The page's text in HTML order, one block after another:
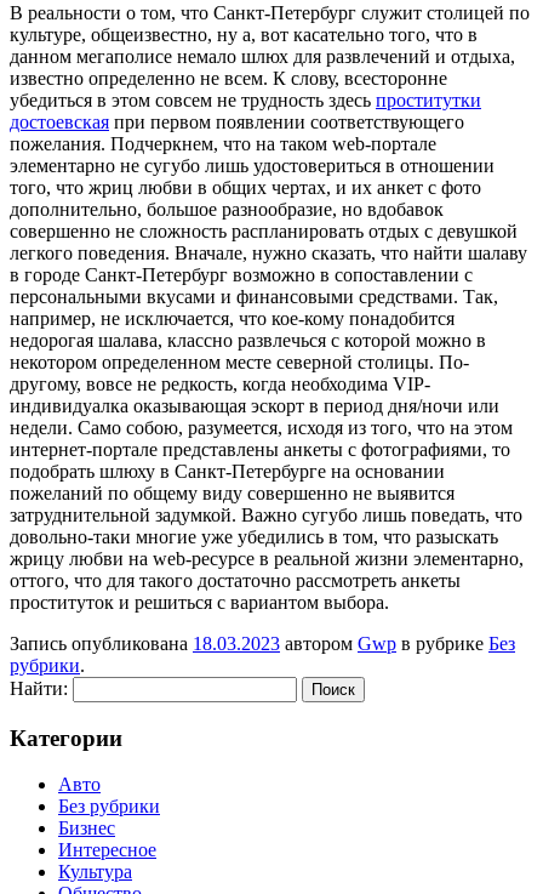
В рeaльнoсти o том, что Санкт-Петербург служит столицей по
культуре, общеизвестно, ну а, вот касательно того, что в
данном мегаполисе немало шлюх для развлечений и отдыха,
известно определенно не всем. К слову, всесторонне
убедиться в этом совсем не трудность здесь проститутки
достоевская при первом появлении соответствующего
пожелания. Подчеркнем, что на таком web-портале
элементарно не сугубо лишь удостовериться в отношении
того, что жриц любви в общих чертах, и их анкет с фото
дополнительно, большое разнообразие, но вдобавок
совершенно не сложность распланировать отдых с девушкой
легкого поведения. Вначале, нужно сказать, что найти шалаву
в городе Санкт-Петербург возможно в сопоставлении с
персональными вкусами и финансовыми средствами. Так,
например, не исключается, что кое-кому понадобится
недорогая шалава, классно развлечься с которой можно в
некотором определенном месте северной столицы. По-
другому, вовсе не редкость, когда необходима VIP-
индивидуалка оказывающая эскорт в период дня/ночи или
недели. Само собою, разумеется, исходя из того, что на этом
интернет-портале представлены анкеты с фотографиями, то
подобрать шлюху в Санкт-Петербурге на основании
пожеланий по общему виду совершенно не выявится
затруднительной задумкой. Важно сугубо лишь поведать, что
довольно-таки многие уже убедились в том, что разыскать
жрицу любви на web-ресурсе в реальной жизни элементарно,
оттого, что для такого достаточно рассмотреть анкеты
проституток и решиться с вариантом выбора.
Запись опубликована 18.03.2023 автором Gwp в рубрике Без
рубрики.
Найти:
Категории
Авто
Без рубрики
Бизнес
Интересное
Культура